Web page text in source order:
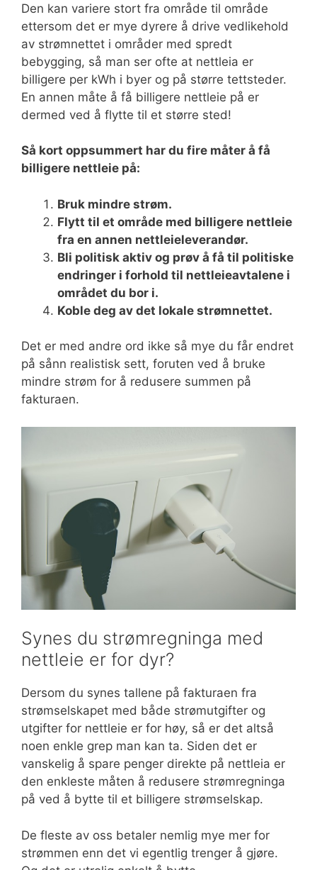
Den kan variere stort fra område til område
ettersom det er mye dyrere å drive vedlikehold
av strømnettet i områder med spredt
bebygging, så man ser ofte at nettleia er
billigere per kWh i byer og på større tettsteder.
En annen måte å få billigere nettleie på er
dermed ved å flytte til et større sted!
Så kort oppsummert har du fire måter å få
billigere nettleie på:
Bruk mindre strøm.
Flytt til et område med billigere nettleie
fra en annen nettleieleverandør.
Bli politisk aktiv og prøv å få til politiske
endringer i forhold til nettleieavtalene i
området du bor i.
Koble deg av det lokale strømnettet.
Det er med andre ord ikke så mye du får endret
på sånn realistisk sett, foruten ved å bruke
mindre strøm for å redusere summen på
fakturaen.
Synes du strømregninga med
nettleie er for dyr?
Dersom du synes tallene på fakturaen fra
strømselskapet med både strømutgifter og
utgifter for nettleie er for høy, så er det altså
noen enkle grep man kan ta. Siden det er
vanskelig å spare penger direkte på nettleia er
den enkleste måten å redusere strømregninga
på ved å bytte til et billigere strømselskap.
De fleste av oss betaler nemlig mye mer for
strømmen enn det vi egentlig trenger å gjøre.